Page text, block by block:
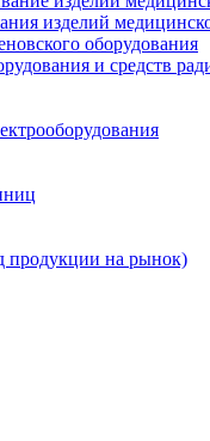
изделий
оборудования
и средств
продукции на рынок)